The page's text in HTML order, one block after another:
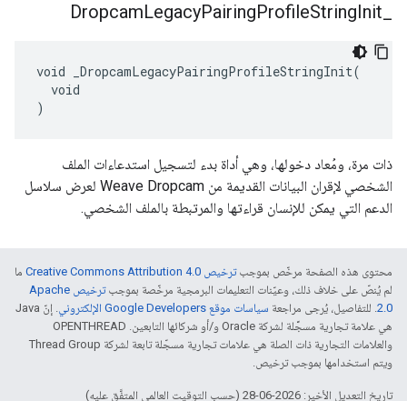
DropcamLegacyPairingProfileStringInit
void _DropcamLegacyPairingProfileStringInit(
  void
)
ذات مرة، ومُعاد دخولها، وهي أداة بدء لتسجيل استدعاءات الملف
الشخصي لإقران البيانات القديمة من Weave Dropcam لعرض سلاسل
الدعم التي يمكن للإنسان قراءتها والمرتبطة بالملف الشخصي.
محتوى هذه الصفحة مرخّص بموجبترخيص Creative Commons Attribution 4.0‏
ما
لم يُنصّ على خلاف ذلك، وعيّنات التعليمات البرمجية مرخّصة بموجب
ترخيص Apache
2.0‏. للتفاصيل، يُرجى مراجعة سياسات موقع Google Developers الإلكتروني
. إنّ Java
هي علامة تجارية مسجَّلة لشركة Oracle و/أو شركائها التابعين. ‫OPENTHREAD
والعلامات التجارية ذات الصلة هي علامات تجارية مسجّلة تابعة لشركة Thread Group
ويتم استخدامها بموجب ترخيص.
تاريخ التعديل الأخير: 2026-06-28 (حسب التوقيت العالمي المتفَّق عليه)